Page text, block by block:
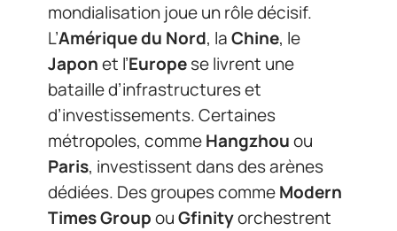
mondialisation joue un rôle décisif.
L’Amérique du Nord, laChine, le
Japonet l’Europese livrent une
bataille d’infrastructures et
d’investissements. Certaines
métropoles, commeHangzhouou
Paris, investissent dans des arènes
dédiées. Des groupes commeModern
Times GroupouGfinityorchestrent